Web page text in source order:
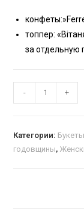
топпер:
за отдельную
- +
Категории:
годовщины,